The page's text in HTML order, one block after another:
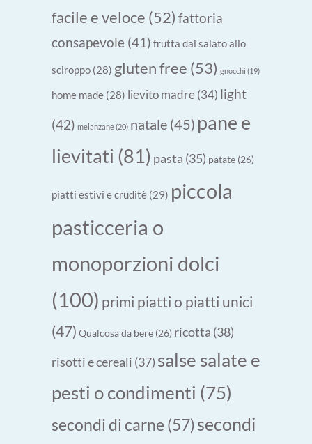
facile e veloce (52) fattoria
consapevole (41) frutta dal salato allo
sciroppo (28) gluten free (53) gnocchi (19)
home made (28) lievito madre(34) light
(42) melanzane(20) natale (45) pane e
lievitati (81) pasta (35) patate (26)
piatti estivi e cruditè (29) piccola
pasticceria o
monoporzioni dolci
(100) primi piatti o piatti unici
(47) Qualcosa da bere (26) ricotta (38)
risotti e cereali (37) salse salate e
pesti o condimenti (75)
secondi di carne (57)secondi